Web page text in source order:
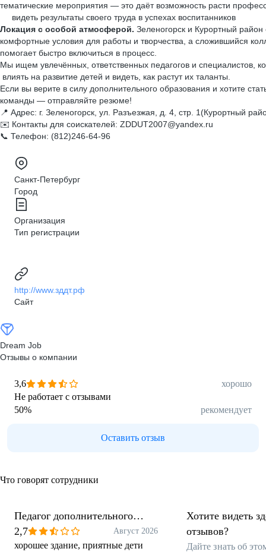
тематические мероприятия — это даёт возможность расти
видеть результаты своего труда в успехах воспитанников
Локация с особой атмосферой. Зеленогорск и Курортный
комфортные условия для работы и творчества, а сложившийся
помогает быстро включиться в процесс.
Мы ищем увлечённых, ответственных педагогов и специалистов,
влиять на развитие детей и видеть, как растут их таланты.
Если вы верите в силу дополнительного образования и хотите
команды — отправляйте резюме!
📍 Адрес: г. Зеленогорск, ул. Разъезжая, д. 4, стр. 1(Курортный
✉️ Контакты для соискателей: ZDDUT2007@yandex.ru
📞 Телефон: (812)246-64-96
Санкт-Петербург
Город
Организация
Тип регистрации
http://www.зддт.рф
Сайт
Dream Job
Отзывы о компании
3,6
хорошо
Не работает с отзывами
50% рекомендует
Оставить отзыв
Что говорят сотрудники
Педагог дополнительного
образования
2,7 Август 2026
хорошее здание, приятные дети
Хотите видеть
отзывов?
Дайте знать об